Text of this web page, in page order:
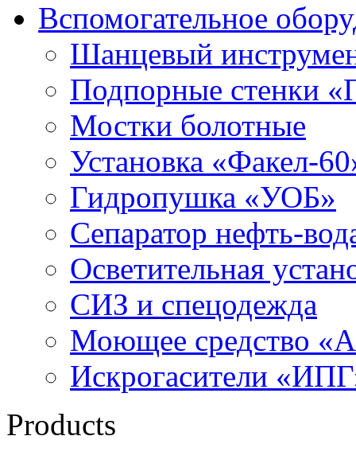
Вспомогательное
Шанцевый
Подпорные стенки
Мостки болотные
Установка «Факел-
Гидропушка «УОБ»
Сепаратор нефть-
Осветительная
СИЗ и спецодежда
Моющее средство
Искрогасители
Products